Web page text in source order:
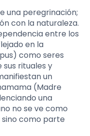
una peregrinación;
con la naturaleza.
entre los
en la
como seres
rituales y
un
(Madre
una
no se ve como
como parte